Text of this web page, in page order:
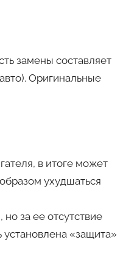
замены составляет
Оригинальные
в итоге может
ухудшаться
за ее отсутствие
«защита»